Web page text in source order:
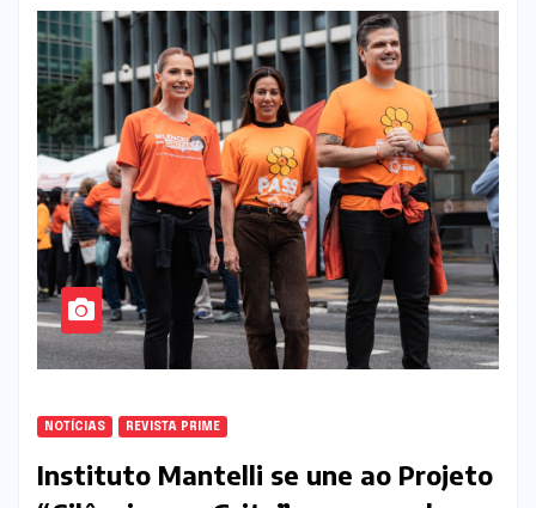
NOTÍCIAS REVISTA PRIME
Instituto Mantelli se une ao Projeto